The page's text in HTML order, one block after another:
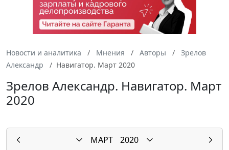
Новости и аналитика Мнения Авторы
Зрелов
Александр
Навигатор. Март 2020
Зрелов Александр. Навигатор. Март
2020
МАРТ
2020